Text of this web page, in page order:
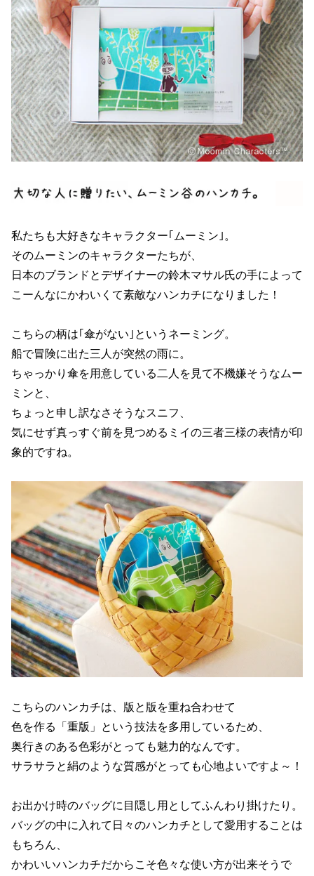
私たちも大好きなキャラクター｢ムーミン｣。
そのムーミンのキャラクターたちが、
日本のブランドとデザイナーの鈴木マサル氏の手によって
こーんなにかわいくて素敵なハンカチになりました！
こちらの柄は｢傘がない｣というネーミング。
船で冒険に出た三人が突然の雨に。
ちゃっかり傘を用意している二人を見て不機嫌そうなムー
ミンと、
ちょっと申し訳なさそうなスニフ、
気にせず真っすぐ前を見つめるミイの三者三様の表情が印
象的ですね。
こちらのハンカチは、版と版を重ね合わせて
色を作る「重版」という技法を多用しているため、
奥行きのある色彩がとっても魅力的なんです。
サラサラと絹のような質感がとっても心地よいですよ～！
お出かけ時のバッグに目隠し用としてふんわり掛けたり。
バッグの中に入れて日々のハンカチとして愛用することは
もちろん、
かわいいハンカチだからこそ色々な使い方が出来そうで